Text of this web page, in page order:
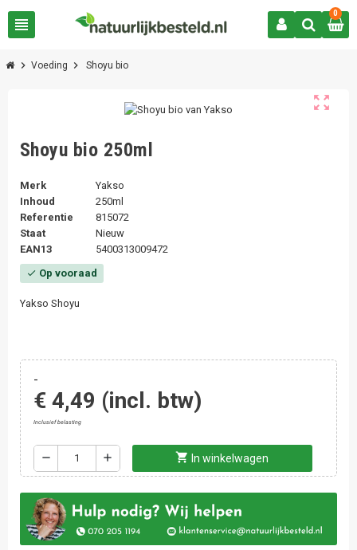
view_headline
0
chevron_right Voeding chevron_right Shoyu bio
zoom_out_map
Shoyu bio 250ml
Merk
Yakso
Inhoud
250ml
Referentie
815072
Staat
Nieuw
EAN13
5400313009472
check Op vooraad
Yakso Shoyu
-
€ 4,49 (incl. btw)
Inclusief belasting
remove add shopping_cart In winkelwagen